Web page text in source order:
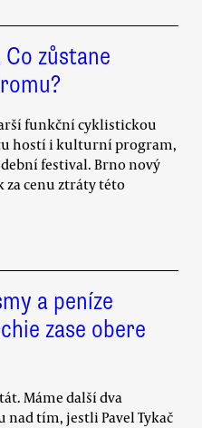
zůstane
funkční cyklistickou
hostí i kulturní program,
festival. Brno nový
za cenu ztráty této
a peníze
zase obere
Máme další dva
tím, jestli Pavel Tykač